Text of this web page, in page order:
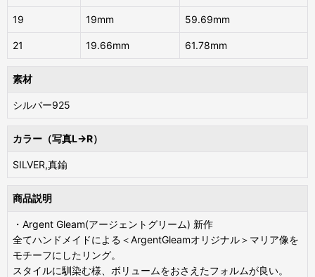
19 19mm 59.69mm
21 19.66mm 61.78mm
素材
シルバー925
カラー（写真L→R）
SILVER,真鍮
商品説明
・Argent Gleam(アージェントグリーム) 新作
全てハンドメイドによる＜ArgentGleamオリジナル＞マリア像を
モチーフにしたリング。
スタイルに馴染む様、ボリュームをおさえたフォルムが良い。